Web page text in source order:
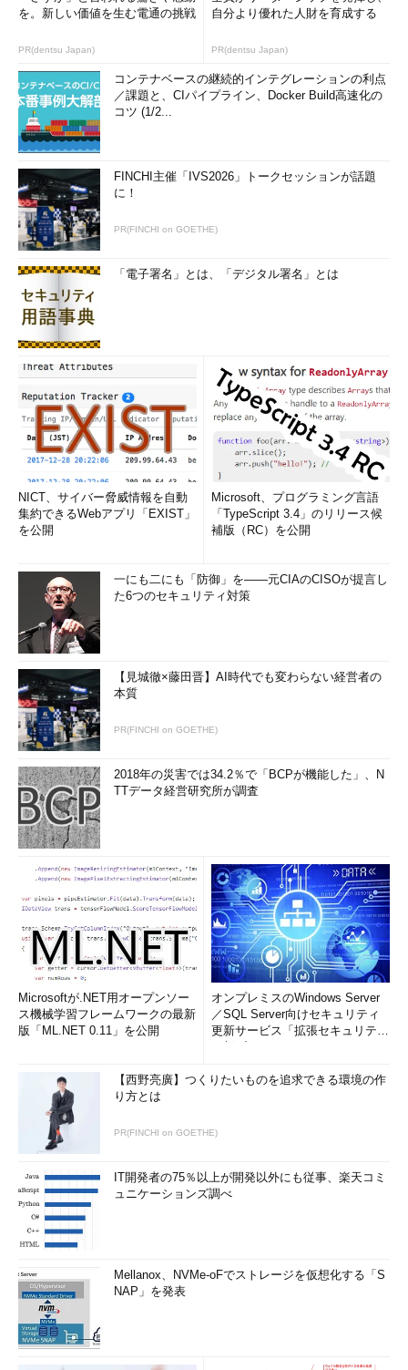
http://www.oracle.com/technology/documentation/
db_checkpointコマンド
http://www.oracle.com/technology/documentation/
berkeley-
db/db/api_reference/C/db_checkpoint.html
ルの確認
を。新しい価値を生む電通の挑戦
PR(dentsu Japan)
自分より優れた人財を育成する
PR(dentsu Japan)
コンテナベースの継続的インテグレーションの利点
／課題と、CIパイプライン、Docker Build高速化の
コツ (1/2...
FINCHI主催「IVS2026」トークセッションが話題
に！
PR(FINCHI on GOETHE)
「電子署名」とは、「デジタル署名」とは
NICT、サイバー脅威情報を自動
集約できるWebアプリ「EXIST」
を公開
Microsoft、プログラミング言語
「TypeScript 3.4」のリリース候
補版（RC）を公開
一にも二にも「防御」を――元CIAのCISOが提言し
た6つのセキュリティ対策
【見城徹×藤田晋】AI時代でも変わらない経営者の
本質
PR(FINCHI on GOETHE)
2018年の災害では34.2％で「BCPが機能した」、N
TTデータ経営研究所が調査
Microsoftが.NET用オープンソー
ス機械学習フレームワークの最新
版「ML.NET 0.11」を公開
オンプレミスのWindows Server
／SQL Server向けセキュリティ
更新サービス「拡張セキュリティ
【西野亮廣】つくりたいものを追求できる環境の作
り方とは
PR(FINCHI on GOETHE)
IT開発者の75％以上が開発以外にも従事、楽天コミ
ュニケーションズ調べ
Mellanox、NVMe-oFでストレージを仮想化する「S
NAP」を発表